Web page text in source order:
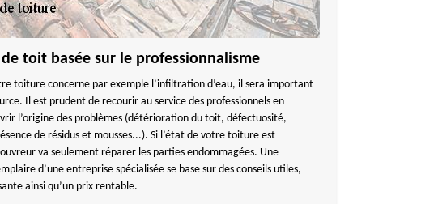
toit basée sur le professionnalisme
toiture concerne par exemple l’infiltration d’eau, il sera important
Il est prudent de recourir au service des professionnels en
l’origine des problèmes (détérioration du toit, défectuosité,
de résidus et mousses...). Si l’état de votre toiture est
va seulement réparer les parties endommagées. Une
d’une entreprise spécialisée se base sur des conseils utiles,
ainsi qu’un prix rentable.